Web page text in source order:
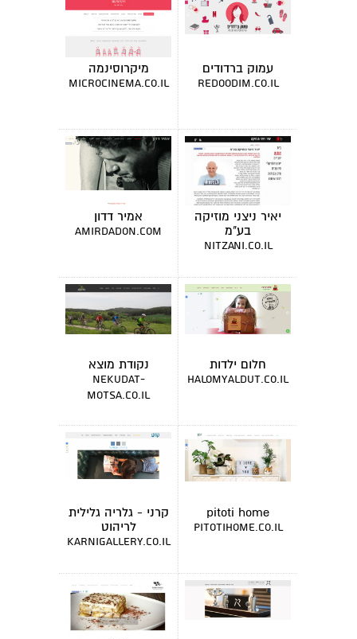
עמוק ברדודים
redoodim.co.il
מיקרוסינמה
microcinema.co.il
יאיר ניצני מוזיקה
בע"מ
nitzani.co.il
אמיר דדון
amirdadon.com
חלום ילדות
halomyaldut.co.il
נקודת מוצא
nekudat-
motsa.co.il
pitoti home
pitotihome.co.il
קרני - גלריה גלילית
לריהוט
karnigallery.co.il